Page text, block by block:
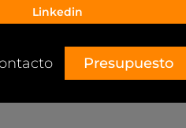
Linkedin
Presupuesto